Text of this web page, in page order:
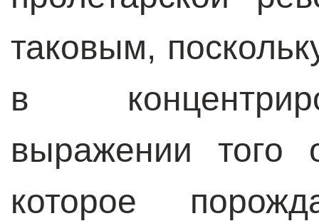
таковым,
в
выражении того
которое